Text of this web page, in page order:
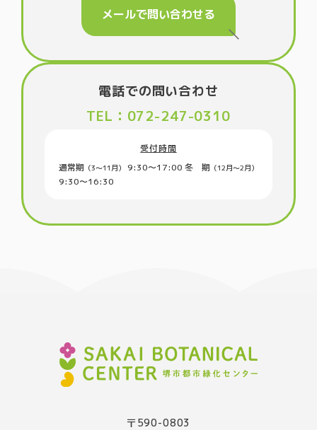
メールで問い合わせる
電話での問い合わせ
TEL：072-247-0310
受付時間
通常期 （3〜11月） 9:30〜17:00 冬 期 （12月～2月）
9:30〜16:30
〒590-0803